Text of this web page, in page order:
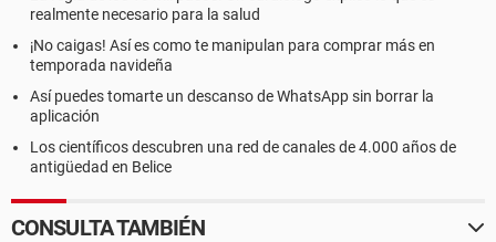
realmente necesario para la salud
¡No caigas! Así es como te manipulan para comprar más en
temporada navideña
Así puedes tomarte un descanso de WhatsApp sin borrar la
aplicación
Los científicos descubren una red de canales de 4.000 años de
antigüedad en Belice
CONSULTA TAMBIÉN